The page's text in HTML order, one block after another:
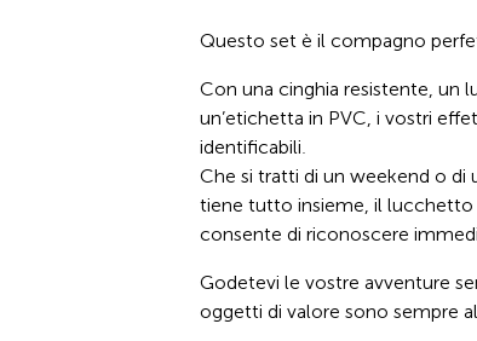
Questo set è il compagno
Con una cinghia resistente, un
un’etichetta in PVC, i vostri
identificabili.
Che si tratti di un weekend o di
tiene tutto insieme, il lucchetto
consente di riconoscere
Godetevi le vostre avventure
oggetti di valore sono sempre